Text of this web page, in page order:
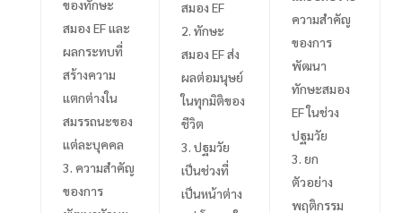
ของทักษะ
สมอง EFและ
ผลกระทบที่
สร้างความ
แตกต่างใน
สมรรถนะของ
แต่ละบุคคล
ความสำคัญ
ของการ
สมอง EF
ทักษะ
สมอง EFส่ง
ผลต่อมนุษย์
ในทุกมิติของ
ชีวิต
ปฐมวัย
เป็นช่วงที่
เป็นหน้าต่าง
ความสำคัญ
ของการ
พัฒนา
ทักษะสมอง
EFในช่วง
ปฐมวัย
ยก
ตัวอย่าง
พฤติกรรม